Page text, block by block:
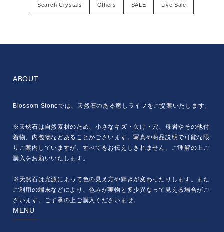
Search Crystals Others SALE Live Sale
ABOUT
Blossom Stoneでは、天然石のある癒しライフをご提案いたします。
※天然石は自然素材のため、小さなキズ・欠け・穴、母岩やその他付
着物、内包物などあることがございます。写真や商品説明で可能な限
りご案内していますが、すべてをお伝えしきれません。ご理解の上ご
購入をお願いいたします。
※天然石は光源によって色の見え方や輝きが変わったりします。また
ご利用の端末などにより、色みが実物と多少異なって見える場合がご
ざいます。ご了承の上ご購入くださいませ。
MENU